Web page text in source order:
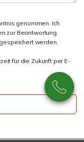
genommen. Ich
zur Beantwortung
werden.
für die Zukunft per E-